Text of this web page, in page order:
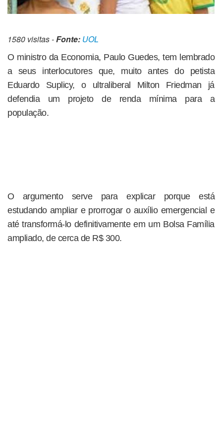
1580 visitas -Fonte: UOL
O ministro da Economia, Paulo Guedes, tem lembrado
a seus interlocutores que, muito antes do petista
Eduardo Suplicy, o ultraliberal Milton Friedman já
defendia um projeto de renda mínima para a
população.
O argumento serve para explicar porque está
estudando ampliar e prorrogar o auxílio emergencial e
até transformá-lo definitivamente em um Bolsa Família
ampliado, de cerca de R$ 300.